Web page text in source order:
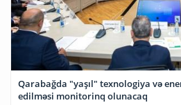
Qarabağda "yaşıl" texnologiya və
edilməsi monitorinq olunacaq